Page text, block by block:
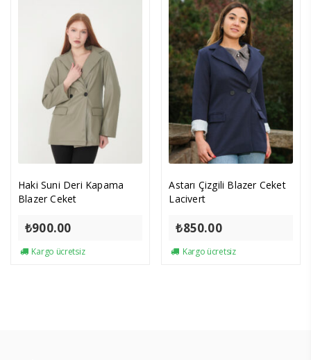
Haki Suni Deri Kapama
Blazer Ceket
₺900.00
Kargo ücretsiz
Astarı Çizgili Blazer Ceket
Lacivert
₺850.00
Kargo ücretsiz